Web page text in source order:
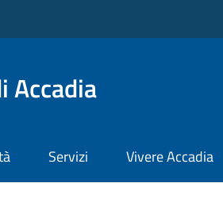
Accadia
Servizi Vivere Accadia